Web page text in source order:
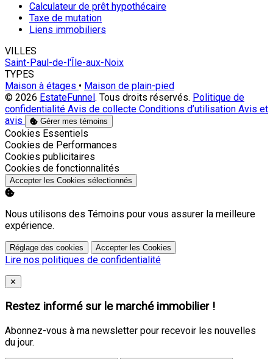
Calculateur de prêt hypothécaire
Taxe de mutation
Liens immobiliers
VILLES
Saint-Paul-de-l'Île-aux-Noix
TYPES
Maison à étages • Maison de plain-pied
© 2026 EstateFunnel . Tous droits réservés. Politique de
confidentialité Avis de collecte Conditions d’utilisation Avis et
avis
Gérer mes témoins
Activer
Cookies Essentiels
Activer
Cookies de Performances
Activer
Cookies publicitaires
Activer
Cookies de fonctionnalités
Accepter les Cookies sélectionnés
Nous utilisons des Témoins pour vous assurer la meilleure
expérience.
Réglage des cookies Accepter les Cookies
Lire nos politiques de confidentialité
Close
✕
Restez informé sur le marché immobilier !
Abonnez-vous à ma newsletter pour recevoir les nouvelles
du jour.